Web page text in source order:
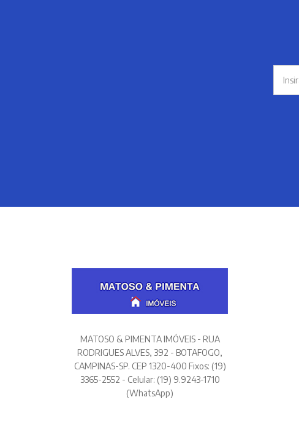
MATOSO & PIMENTA IMÓVEIS - RUA
RODRIGUES ALVES, 392 - BOTAFOGO,
CAMPINAS-SP. CEP 1320-400 Fixos: (19)
3365-2552 - Celular: (19) 9.9243-1710
(WhatsApp)